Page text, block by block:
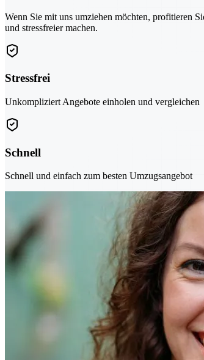
Wenn Sie mit uns umziehen möchten, profitieren
und stressfreier machen.
Stressfrei
Unkompliziert Angebote einholen und vergleichen
Schnell
Schnell und einfach zum besten Umzugsangebot